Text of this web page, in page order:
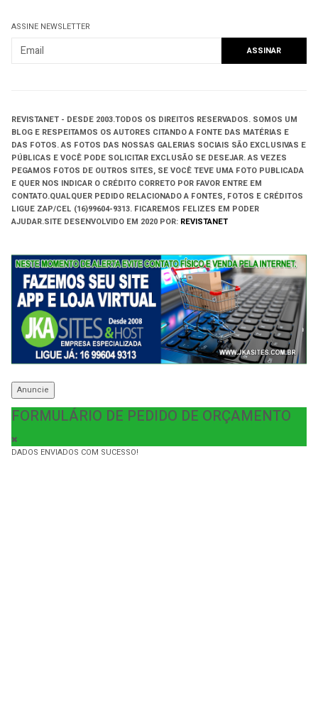
ASSINE NEWSLETTER
REVISTANET - DESDE 2003.TODOS OS DIREITOS RESERVADOS. SOMOS UM
BLOG E RESPEITAMOS OS AUTORES CITANDO A FONTE DAS MATÉRIAS E
DAS FOTOS. AS FOTOS DAS NOSSAS GALERIAS SOCIAIS SÃO EXCLUSIVAS E
PÚBLICAS E VOCÊ PODE SOLICITAR EXCLUSÃO SE DESEJAR. AS VEZES
PEGAMOS FOTOS DE OUTROS SITES, SE VOCÊ TEVE UMA FOTO PUBLICADA
E QUER NOS INDICAR O CRÉDITO CORRETO POR FAVOR ENTRE EM
CONTATO.QUALQUER PEDIDO RELACIONADO A FONTES, FOTOS E CRÉDITOS
LIGUE ZAP/CEL (16)99604-9313. FICAREMOS FELIZES EM PODER
AJUDAR.SITE DESENVOLVIDO EM 2020 POR: REVISTANET
Anuncie
FORMULÁRIO DE PEDIDO DE ORÇAMENTO
DADOS ENVIADOS COM SUCESSO!